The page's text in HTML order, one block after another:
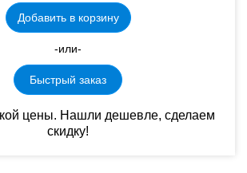
Добавить в корзину
-или-
Быстрый заказ
цены. Нашли дешевле, сделаем
скидку!